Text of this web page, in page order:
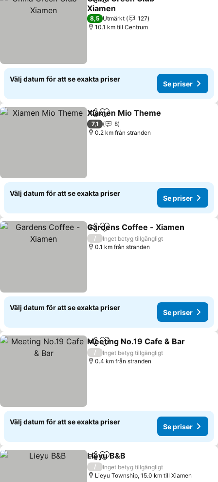
Dela Lägg till i Mina Favoriter
Xiamen
Se priser
8,5 Utmärkt
127
10.1 km till Centrum
Välj datum för att se exakta priser
Se priser
Dela Lägg till i Mina Favoriter
Xiamen Mio Theme
7,1
8
0.2 km från stranden
Välj datum för att se exakta priser
Se priser
Dela Lägg till i Mina Favoriter
Gardens Coffee - Xiamen
/
Inget betyg tillgängligt
0.1 km från stranden
Välj datum för att se exakta priser
Se priser
Dela Lägg till i Mina Favoriter
Meeting No.19 Cafe & Bar
/
Inget betyg tillgängligt
0.4 km från stranden
Välj datum för att se exakta priser
Se priser
Dela Lägg till i Mina Favoriter
Lieyu B&B
/
Inget betyg tillgängligt
Lieyu Township, 15.0 km till Xiamen